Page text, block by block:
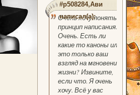
#p508284,Ави
написал(а):
Очень хочу понять
принцип написания...
Очень. Есть ли
какие то каноны или
это только ваш
взгляд на мгновение
жизни? Извините,
если что. Я очень
хочу. Всё у вас